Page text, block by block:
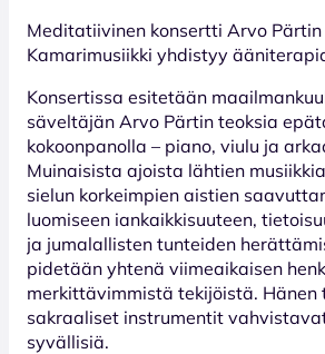
Meditatiivinen konsertti Arvo Pärtin
Kamarimusiikki yhdistyy
Konsertissa esitetään
säveltäjän Arvo Pärtin teoksia
kokoonpanolla – piano, viulu ja
Muinaisista ajoista lähtien
sielun korkeimpien aistien
luomiseen iankaikkisuuteen,
ja jumalallisten tunteiden
pidetään yhtenä viimeaikaisen
merkittävimmistä tekijöistä. Hänen
sakraaliset instrumentit
syvällisiä.